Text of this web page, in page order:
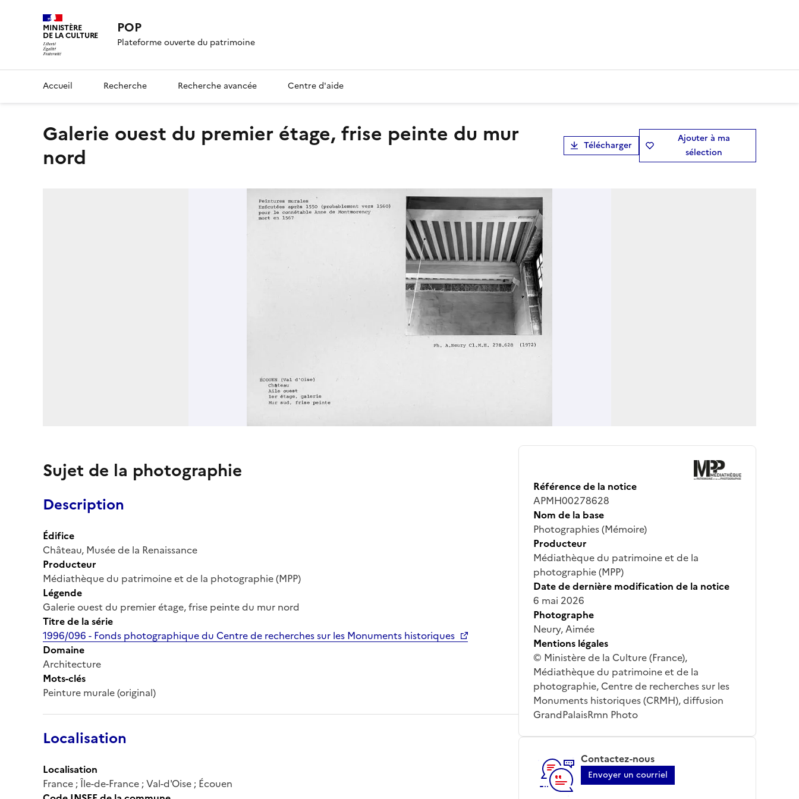
MINISTÈRE
DE LA CULTURE POP
Plateforme ouverte du patrimoine
Accueil Recherche Recherche avancée Centre d'aide
Galerie ouest du premier étage, frise peinte du mur
nord
Télécharger
Ajouter à ma
sélection
Sujet de la photographie
Description
Édifice
Château, Musée de la Renaissance
Producteur
Médiathèque du patrimoine et de la photographie (MPP)
Légende
Galerie ouest du premier étage, frise peinte du mur nord
Titre de la série
1996/096 - Fonds photographique du Centre de recherches sur les Monuments historiques
Domaine
Architecture
Mots-clés
Peinture murale (original)
Localisation
Localisation
France ; Île-de-France ; Val-d'Oise ; Écouen
Référence de la notice
APMH00278628
Nom de la base
Photographies (Mémoire)
Producteur
Médiathèque du patrimoine et de la
photographie (MPP)
Date de dernière modification de la notice
6 mai 2026
Photographe
Neury, Aimée
Mentions légales
© Ministère de la Culture (France),
Médiathèque du patrimoine et de la
photographie, Centre de recherches sur les
Monuments historiques (CRMH), diffusion
GrandPalaisRmn Photo
Contactez-nous
Envoyer un courriel